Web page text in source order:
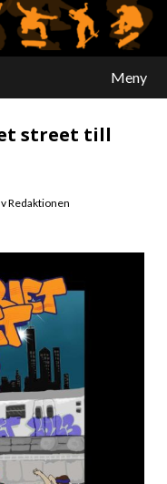
Meny
street till
Redaktionen